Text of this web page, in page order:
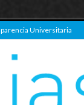
Universitaria